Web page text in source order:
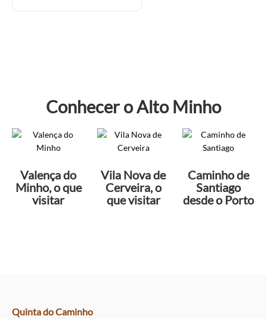
Conhecer o Alto Minho
Valença do
Minho, o que
visitar
Vila Nova de
Cerveira, o
que visitar
Caminho de
Santiago
desde o Porto
Quinta do Caminho